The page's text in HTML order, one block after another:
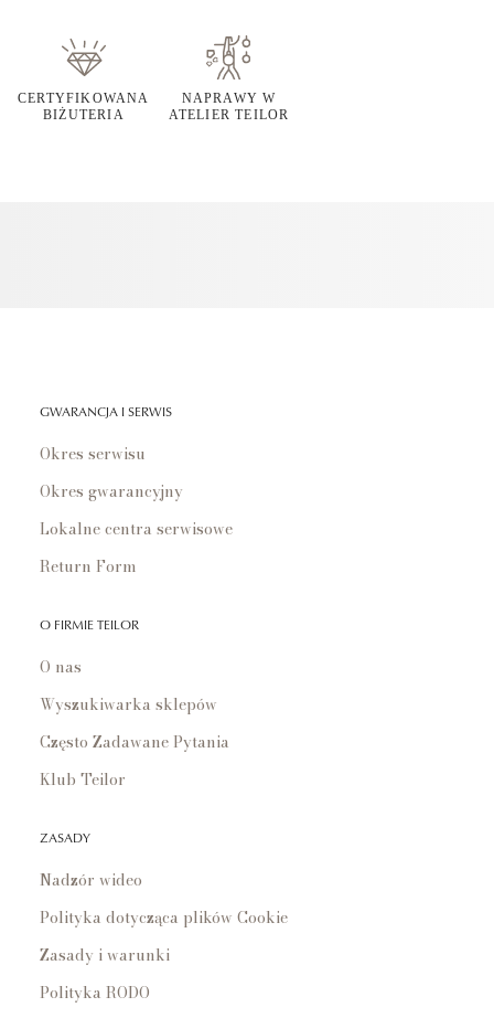
CERTYFIKOWANA
BIŻUTERIA
NAPRAWY W
ATELIER TEILOR
GWARANCJA I SERWIS
Okres serwisu
Okres gwarancyjny
Lokalne centra serwisowe
Return Form
O FIRMIE TEILOR
O nas
Wyszukiwarka sklepów
Często Zadawane Pytania
Klub Teilor
ZASADY
Nadzór wideo
Polityka dotycząca plików Cookie
Zasady i warunki
Polityka RODO